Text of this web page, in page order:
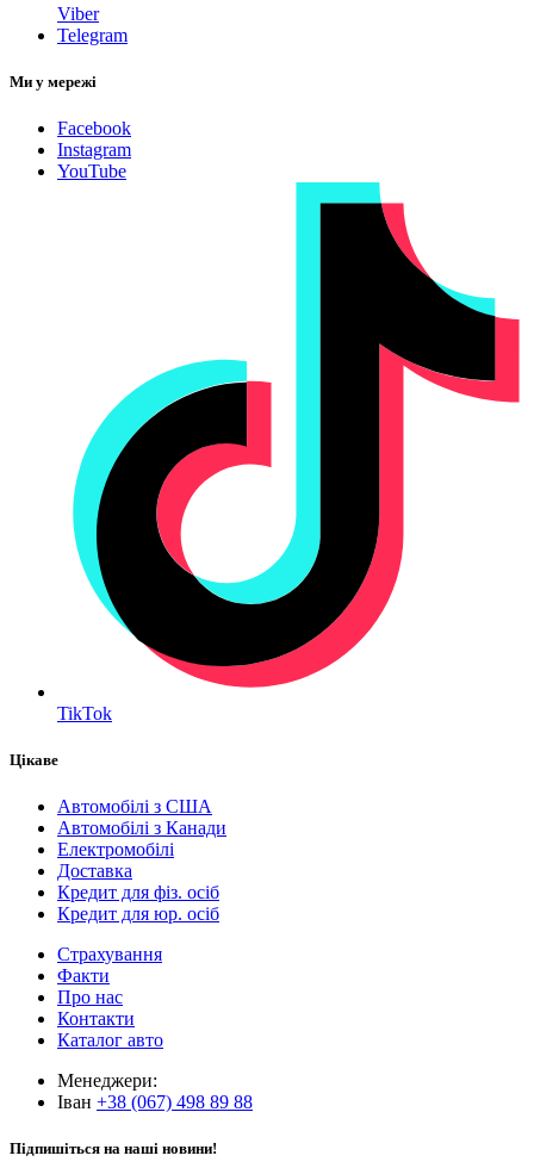
Viber
Telegram
Ми у мережі
Facebook
Instagram
YouTube
TikTok
Цікаве
Автомобілі з США
Автомобілі з Канади
Електромобілі
Доставка
Кредит для фіз. осіб
Кредит для юр. осіб
Страхування
Факти
Про нас
Контакти
Каталог авто
Менеджери:
Іван +38 (067) 498 89 88
Підпишіться на наші новини!